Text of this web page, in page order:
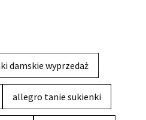
damskie wyprzedaż
allegro tanie sukienki